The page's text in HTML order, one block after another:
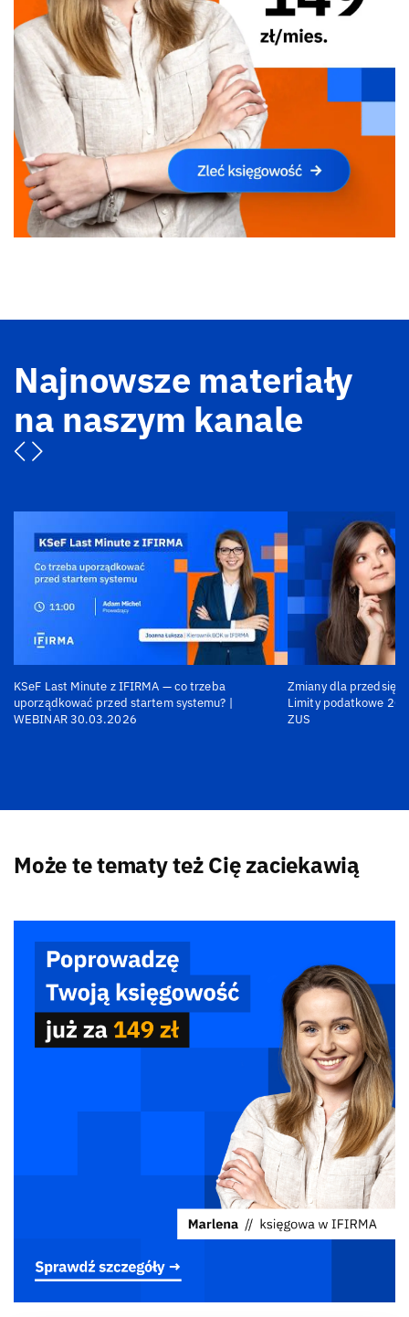
Najnowsze materiały
na naszym kanale
KSeF Last Minute z IFIRMA — co trzeba
uporządkować przed startem systemu? |
WEBINAR 30.03.2026
Zmiany dla
Limity podatkowe
ZUS
Może te tematy też Cię zaciekawią